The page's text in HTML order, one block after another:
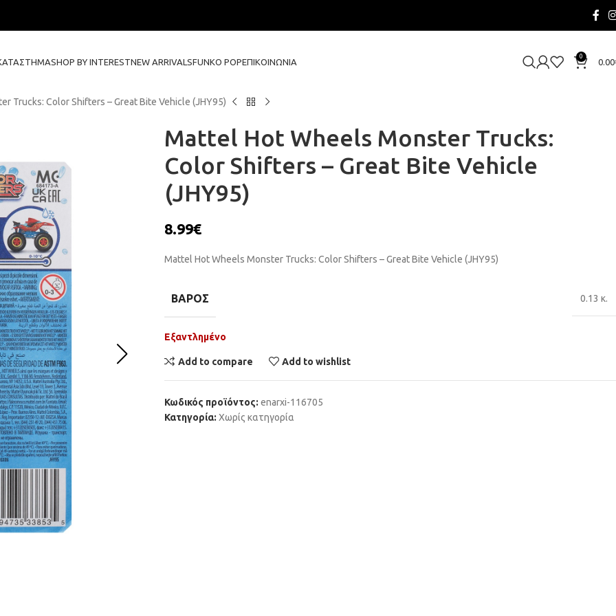
SHOP BY INTERESTNEW ARRIVALSFUNKO POPΕΠΙΚΟΙΝΩΝΊΑ
0
0.00
Trucks: Color Shifters – Great Bite Vehicle (JHY95)
Mattel Hot Wheels Monster Trucks:
Color Shifters – Great Bite Vehicle
(JHY95)
8.99€
Mattel Hot Wheels Monster Trucks: Color Shifters – Great Bite Vehicle (JHY95)
ΒΆΡΟΣ 0.13 κ.
Εξαντλημένο
Add to compare Add to wishlist
Κωδικός προϊόντος: enarxi-116705
Κατηγορία: Χωρίς κατηγορία